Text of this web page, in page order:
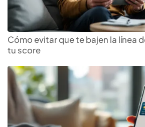
Cómo evitar que te bajen la línea
tu score